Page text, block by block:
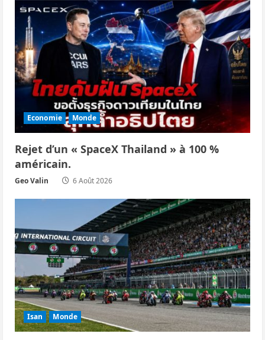
o
n
d
a
r
t
c
l
e
Economie Monde
Rejet d’un « SpaceX Thailand » à 100 %
américain.
Geo Valin 6 Août 2026
Isan Monde